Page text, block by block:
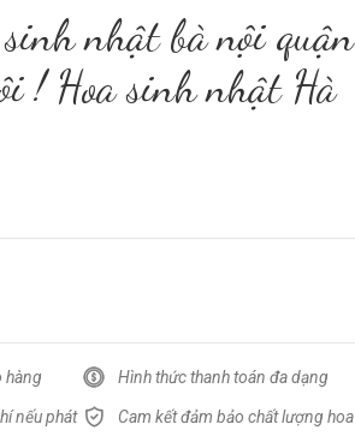
nhật bà nội quận
! Hoa sinh nhật Hà
hàng Hình thức thanh toán đa dạng
nếu phát
Cam kết đảm bảo chất lượng hoa